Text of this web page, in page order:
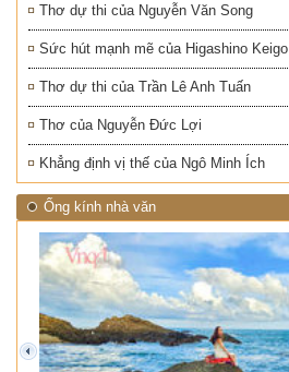
Thơ dự thi của Nguyễn Văn Song
Sức hút mạnh mẽ của Higashino Keigo
Thơ dự thi của Trần Lê Anh Tuấn
Thơ của Nguyễn Đức Lợi
Khẳng định vị thế của Ngô Minh Ích
Ống kính nhà văn
prev